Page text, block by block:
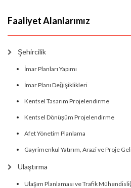
Faaliyet Alanlarımız
Şehircilik
İmar Planları Yapımı
İmar Planı Değişiklikleri
Kentsel Tasarım Projelendirme
Kentsel Dönüşüm Projelendirme
Afet Yönetim Planlama
Gayrimenkul Yatırım, Arazi ve Proje
Ulaştırma
Ulaşım Planlaması ve Trafik